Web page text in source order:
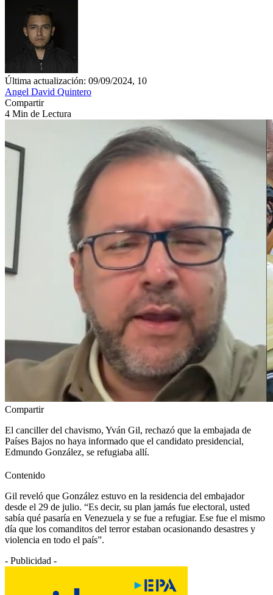
Última actualización: 09/09/2024, 10
Angel David Quintero
Compartir
4 Min de Lectura
Compartir
El canciller del chavismo, Yván Gil, rechazó que la embajada de
Países Bajos no haya informado que el candidato presidencial,
Edmundo González, se refugiaba allí.
Contenido
Gil reveló que González estuvo en la residencia del embajador
desde el 29 de julio. “Es decir, su plan jamás fue electoral, usted
sabía qué pasaría en Venezuela y se fue a refugiar. Ese fue el mismo
día que los comanditos del terror estaban ocasionando desastres y
violencia en todo el país”.
- Publicidad -